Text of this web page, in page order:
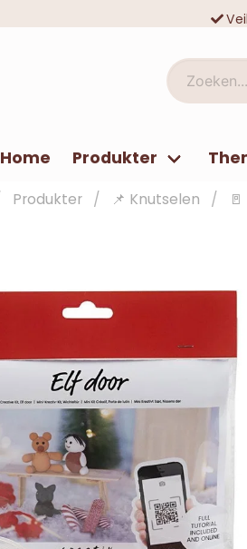
Zoeken...
Home Produkter
Produkter 📌 Knutselen